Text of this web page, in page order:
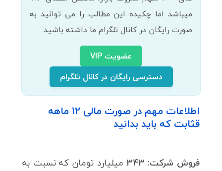
میباشد اما چکیده این مطالب را می توانید به
صورت رایگان در کانال تلگرام ما داشته باشید.
عضویت VIP
دسترسی رایگان در کانال تلگرام
اطلاعات مهم در صورت مالی 12 ماهه
قثابت که باید بدانید
فروش شرکت: 343
میلیارد تومان که نسبت به